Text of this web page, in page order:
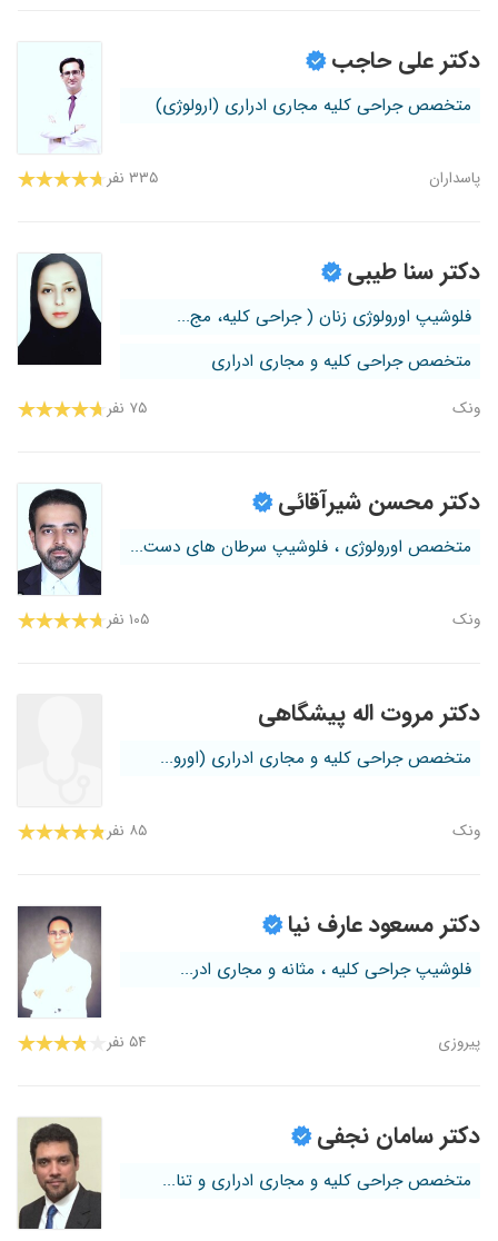
دکتر علی حاجب
متخصص جراحی کلیه مجاری ادراری (ارولوژی)
پاسداران ۳۳۵ نفر
دکتر سنا طیبی
فلوشیپ اورولوژی زنان ( جراحی کلیه، مج...
متخصص جراحی کلیه و مجاری ادراری
ونک ۷۵ نفر
دکتر محسن شیرآقائی
متخصص اورولوژی ، فلوشیپ سرطان های دست...
ونک ۱۰۵ نفر
دکتر مروت اله پیشگاهی
متخصص جراحی کلیه و مجاری ادراری (اورو...
ونک ۸۵ نفر
دکتر مسعود عارف نیا
فلوشیپ جراحی کلیه ، مثانه و مجاری ادر...
پیروزی ۵۴ نفر
دکتر سامان نجفی
متخصص جراحی کلیه و مجاری ادراری و تنا...